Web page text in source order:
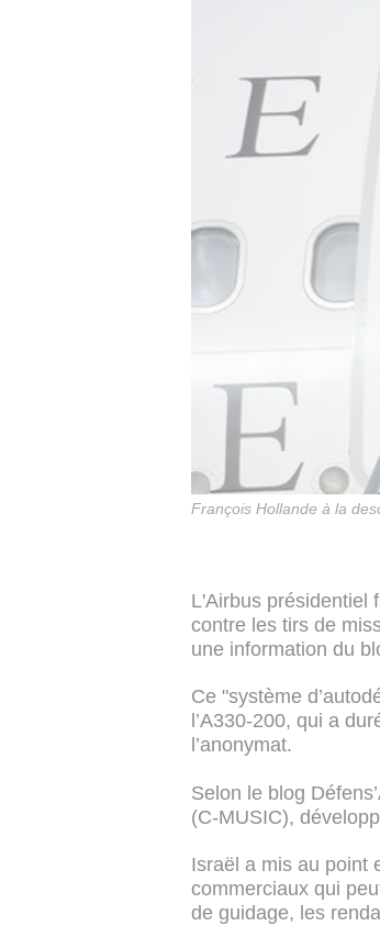
François Hollande à la
L'Airbus présidentiel
contre les tirs de
une information du
Ce "système
l’A330-200, qui a
l’anonymat.
Selon le blog
(C-MUSIC),
Israël a mis au point
commerciaux qui
de guidage, les